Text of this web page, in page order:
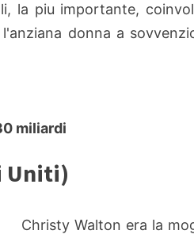
la piu importante,
donna a
miliardi
Uniti)
Christy Walton era la